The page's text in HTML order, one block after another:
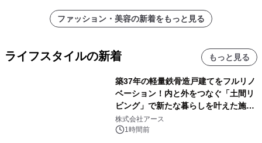
ファッション・美容の新着をもっと見る
ライフスタイルの新着 もっと見る
築37年の軽量鉄骨造戸建てをフルリノ
ベーション！内と外をつなぐ「土間リ
ビング」で新たな暮らしを叶えた施工
事例を株式会社アースが公開
株式会社アース
1時間前